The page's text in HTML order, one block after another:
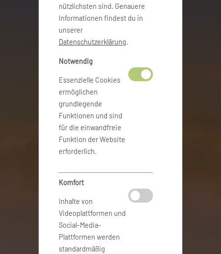
nützlichsten sind. Genauere
Informationen findest du in
unserer
Datenschutzerklärung.
Notwendig
Essenzielle Cookies
ermöglichen
grundlegende
Funktionen und sind
für die einwandfreie
Funktion der Website
erforderlich.
Komfort
Inhalte von
Videoplattformen und
Social-Media-
Plattformen werden
standardmäßig